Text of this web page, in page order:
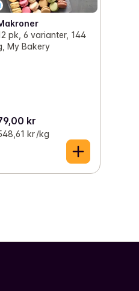
pk, 6 varianter, 144
My Bakery
kr
kr /kg